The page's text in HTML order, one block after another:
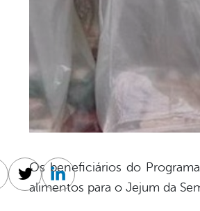
Os beneficiários do
alimentos para o Jejum da
TwitterLinkedin